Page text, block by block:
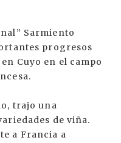
Sarmiento
progresos
Cuyo en el campo
trajo una
de viña.
a Francia a